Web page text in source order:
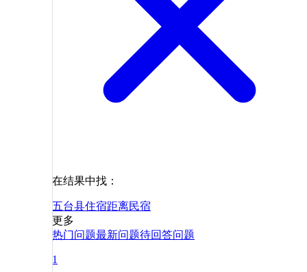
在结果中找：
五台县住宿距离民宿
更多
热门问题最新问题待回答问题
1